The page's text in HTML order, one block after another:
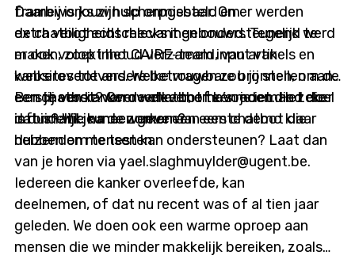
frameworks zijn scherpgesteld en er werden
extra veiligheidschecks ingebouwd. Tegelijk werd
er ook volop inhoud verzameld, van artikels en
websites tot andere betrouwbare bronnen, om de
eerste versie van de chatbot te voeden. Het doel
is duidelijk: na de zomer een eerste demo klaar
hebben om te testen.
Daarbij is jouw hulp onmisbaar. Om
de chatbot echt relevant en ondersteunend te
maken, zoekt het CAIRE-team input van
kankeroverlevers. Welke vragen zou jij stellen aan
een chatbot? Over welke thema’s moet die zeker
informatie kunnen geven?
Ben jij een kankeroverlever, of ken je iemand die
dat is? Wil je meewerken aan een chatbot die
duizenden mensen kan ondersteunen? Laat dan
van je horen via yael.slaghmuylder@ugent.be.
Iedereen die kanker overleefde, kan
deelnemen, of dat nu recent was of al tien jaar
geleden. We doen ook een warme oproep aan
mensen die we minder makkelijk bereiken, zoals